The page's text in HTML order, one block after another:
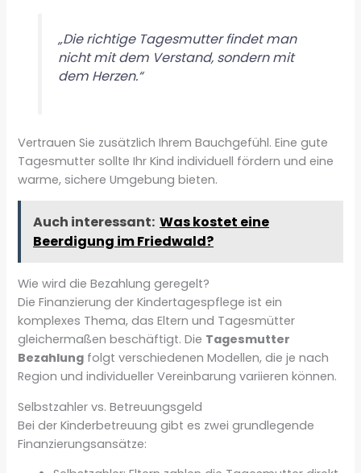
„Die richtige Tagesmutter findet man
nicht mit dem Verstand, sondern mit
dem Herzen.“
Vertrauen Sie zusätzlich Ihrem Bauchgefühl. Eine gute
Tagesmutter sollte Ihr Kind individuell fördern und eine
warme, sichere Umgebung bieten.
Auch interessant: Was kostet eine
Beerdigung im Friedwald?
Wie wird die Bezahlung geregelt?
Die Finanzierung der Kindertagespflege ist ein
komplexes Thema, das Eltern und Tagesmütter
gleichermaßen beschäftigt. Die Tagesmutter
Bezahlung folgt verschiedenen Modellen, die je nach
Region und individueller Vereinbarung variieren können.
Selbstzahler vs. Betreuungsgeld
Bei der Kinderbetreuung gibt es zwei grundlegende
Finanzierungsansätze: